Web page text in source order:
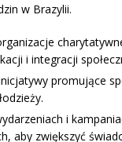
w Brazylii.
i integracji
promujące
i
aby zwiększyć